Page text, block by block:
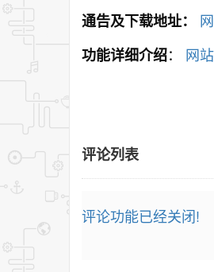
通告及下载地址：
功能详细介绍： 网
评论列表
评论功能已经关闭!